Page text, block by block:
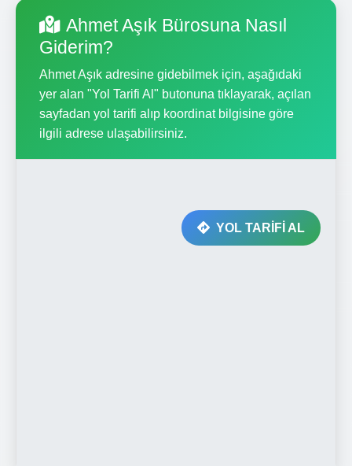
Ahmet Aşık Bürosuna Nasıl
Giderim?
Ahmet Aşık adresine gidebilmek için, aşağıdaki
yer alan "Yol Tarifi Al" butonuna tıklayarak, açılan
sayfadan yol tarifi alıp koordinat bilgisine göre
ilgili adrese ulaşabilirsiniz.
YOL TARİFİ AL